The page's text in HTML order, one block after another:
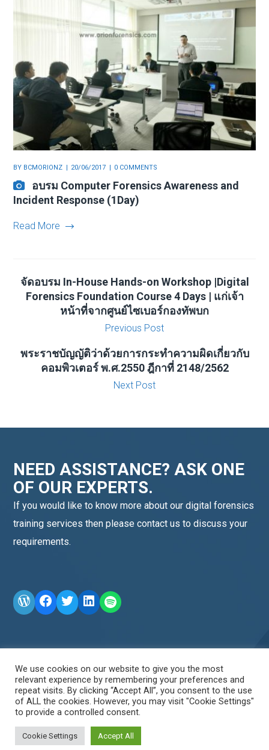
BY BCMORIONZ 20/06/2017 0 COMMENTS
อบรม Computer Forensics Awareness and
Incident Response (1Day)
Read More
จัดอบรม In-House Hands-on Workshop |Digital
Forensics Foundation Course 4 Days | แก่เจ้า
หน้าที่จากศูนย์ไซเบอร์กองทัพบก
Previous Post
พระราชบัญญัติว่าด้วยการกระทำความผิดเกี่ยวกับ
คอมพิวเตอร์ พ.ศ.2550 ฎีกาที่ 2148/2562
Next Post
NEED ASSISTANCE? ASK ONE
OF OUR EXPERTS.
If you would like to know more about our digital forensics
training services then please contact us to discuss your
requirements.
WordPress
Facebook
TwitterLinkedIn
LINE OA scan me
We use cookies on our website to give you the most
relevant experience by remembering your preferences and
repeat visits. By clicking “Accept All”, you consent to the use
of ALL the cookies. However, you may visit "Cookie Settings"
to provide a controlled consent.
Cookie Settings Accept All